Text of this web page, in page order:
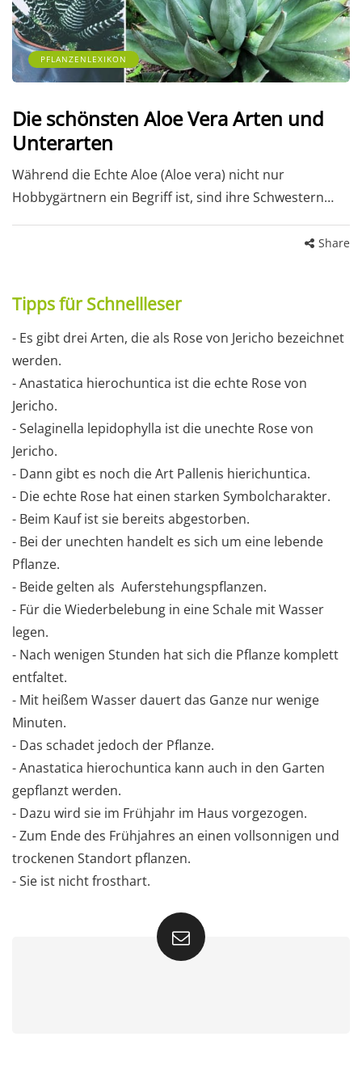
PFLANZENLEXIKON
Die schönsten Aloe Vera Arten und
Unterarten
Während die Echte Aloe (Aloe vera) nicht nur
Hobbygärtnern ein Begriff ist, sind ihre Schwestern…
Share
Tipps für Schnellleser
- Es gibt drei Arten, die als Rose von Jericho bezeichnet
werden.
- Anastatica hierochuntica ist die echte Rose von
Jericho.
- Selaginella lepidophylla ist die unechte Rose von
Jericho.
- Dann gibt es noch die Art Pallenis hierichuntica.
- Die echte Rose hat einen starken Symbolcharakter.
- Beim Kauf ist sie bereits abgestorben.
- Bei der unechten handelt es sich um eine lebende
Pflanze.
- Beide gelten als Auferstehungspflanzen.
- Für die Wiederbelebung in eine Schale mit Wasser
legen.
- Nach wenigen Stunden hat sich die Pflanze komplett
entfaltet.
- Mit heißem Wasser dauert das Ganze nur wenige
Minuten.
- Das schadet jedoch der Pflanze.
- Anastatica hierochuntica kann auch in den Garten
gepflanzt werden.
- Dazu wird sie im Frühjahr im Haus vorgezogen.
- Zum Ende des Frühjahres an einen vollsonnigen und
trockenen Standort pflanzen.
- Sie ist nicht frosthart.